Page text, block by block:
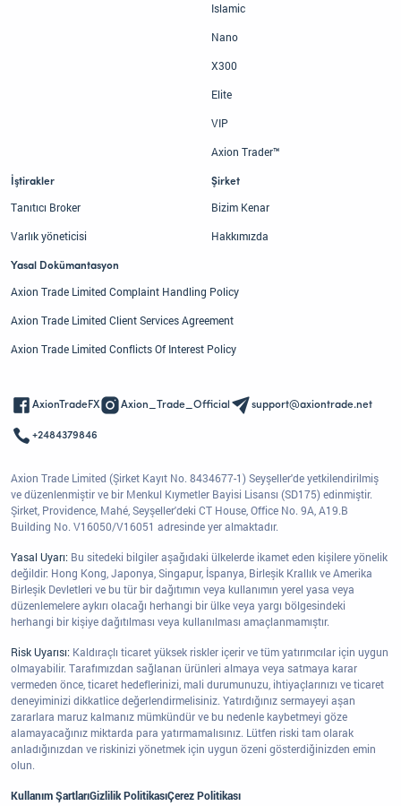
Islamic
Nano
X300
Elite
VIP
Axion Trader™
İştirakler
Tanıtıcı Broker
Varlık yöneticisi
Şirket
Bizim Kenar
Hakkımızda
Yasal Dokümantasyon
Axion Trade Limited Complaint Handling Policy
Axion Trade Limited Client Services Agreement
Axion Trade Limited Conflicts Of Interest Policy
AxionTradeFX Axion_Trade_Official support@axiontrade.net
+2484379846
Axion Trade Limited (Şirket Kayıt No. 8434677-1) Seyşeller'de yetkilendirilmiş
ve düzenlenmiştir ve bir Menkul Kıymetler Bayisi Lisansı (SD175) edinmiştir.
Şirket, Providence, Mahé, Seyşeller'deki CT House, Office No. 9A, A19.B
Building No. V16050/V16051 adresinde yer almaktadır.
Yasal Uyarı: Bu sitedeki bilgiler aşağıdaki ülkelerde ikamet eden kişilere yönelik
değildir: Hong Kong, Japonya, Singapur, İspanya, Birleşik Krallık ve Amerika
Birleşik Devletleri ve bu tür bir dağıtımın veya kullanımın yerel yasa veya
düzenlemelere aykırı olacağı herhangi bir ülke veya yargı bölgesindeki
herhangi bir kişiye dağıtılması veya kullanılması amaçlanmamıştır.
Risk Uyarısı: Kaldıraçlı ticaret yüksek riskler içerir ve tüm yatırımcılar için uygun
olmayabilir. Tarafımızdan sağlanan ürünleri almaya veya satmaya karar
vermeden önce, ticaret hedeflerinizi, mali durumunuzu, ihtiyaçlarınızı ve ticaret
deneyiminizi dikkatlice değerlendirmelisiniz. Yatırdığınız sermayeyi aşan
zararlara maruz kalmanız mümkündür ve bu nedenle kaybetmeyi göze
alamayacağınız miktarda para yatırmamalısınız. Lütfen riski tam olarak
anladığınızdan ve riskinizi yönetmek için uygun özeni gösterdiğinizden emin
olun.
Kullanım ŞartlarıGizlilik PolitikasıÇerez Politikası